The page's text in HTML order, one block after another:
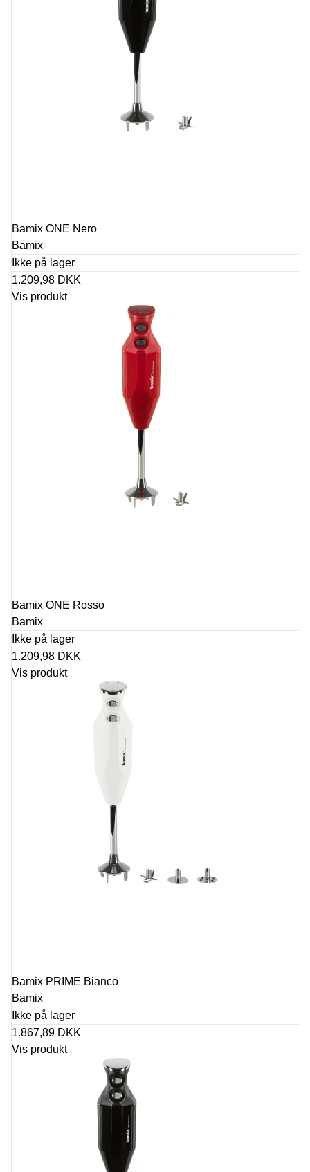
Bamix ONE Nero
Bamix
Ikke på lager
1.209,98 DKK
Vis produkt
Bamix ONE Rosso
Bamix
Ikke på lager
1.209,98 DKK
Vis produkt
Bamix PRIME Bianco
Bamix
Ikke på lager
1.867,89 DKK
Vis produkt